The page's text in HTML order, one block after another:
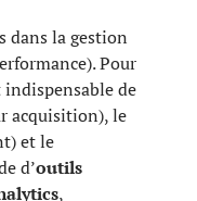
dans la gestion
Pour
de
acquisition), le
et le
d’outils
,